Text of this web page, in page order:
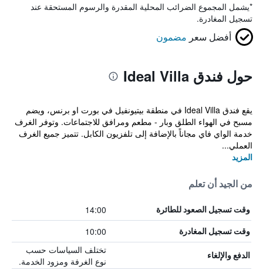
*يشمل المجموع الضرائب المحلية المقدرة والرسوم المستحقة عند
تسجيل المغادرة.
أفضل سعر مضمون
حول فندق Ideal Villa
يقع فندق Ideal Villa في منطقة بيتيونفيل في بورت او برنس، ويضم
مسبح في الهواء الطلق وبار - مطعم ومرافق للاجتماعات. وتوفر الغرف
خدمة الواي فاي مجاناً بالإضافة إلى تلفزيون الكابل. تتميز جميع الغرف
العملي...
المزيد
من الجيد أن تعلم
وقت تسجيل الصعود للطائرة 14:00
وقت تسجيل المغادرة 10:00
الدفع والإلغاء
تختلف السياسات حسب
نوع الغرفة ومزود الخدمة.